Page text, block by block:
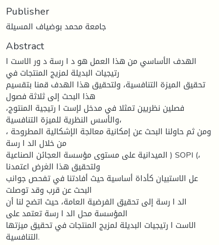
Publisher
جامعة محمد بوضياف المسيلة
Abstract
الهدف الأساسي من هذا العمل هو د ا رسة د ور الاست ا
رتيجيات البديلة لمزيج المنتجات في
تحقيق الميزة التنافسية، ولتحقيق هذا الهدف قمنا بتقسيم
هذا البحث إلى ثلاثة فصول
فصلين نظريين تمثلا في مدخل لإست ا رتيجية المنتوج،
والأسس النظرية للميزة التنافسية،
ومن ثم حاولنا البحث عن إمكانية معالجة الإشكالية المطروحة ،
من خلال الد ا رسة
الميدانية على مستوى مؤسسة العجائن الصناعية ) SOPI (،
ولتحقيق هذا الغرض اعتمدنا
عل الاستبيان كأداة أساسية حيث أفادتنا في تفحص جوانب
البحث عن قرب وقد توصلت
الد ا رسة إلى تحقيق الفرضية العامة، حيث اتضح لنا أن
المؤسسة محل الد ا رسة تعتمد على
الاست ا رتيجيات البديلة لمزيج المنتجات في تحقيق ميزتها
التنافسية.